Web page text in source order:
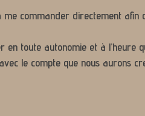
commander directement afin
en toute autonomie et à l’heure
le compte que nous aurons